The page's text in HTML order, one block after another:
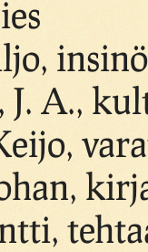
A.,